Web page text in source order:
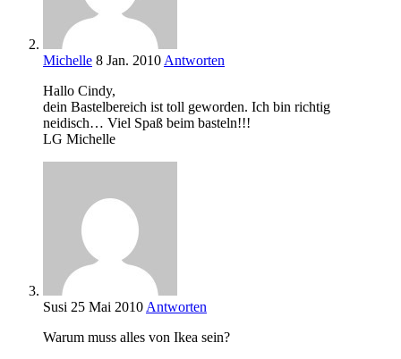
Michelle 8 Jan. 2010 Antworten
Hallo Cindy,
dein Bastelbereich ist toll geworden. Ich bin richtig
neidisch… Viel Spaß beim basteln!!!
LG Michelle
Susi 25 Mai 2010 Antworten
Warum muss alles von Ikea sein?